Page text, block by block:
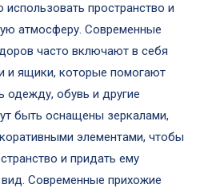
пространство и
атмосферу. Современные
часто включают в себя
и ящики, которые помогают
одежду, обувь и другие
быть оснащены зеркалами,
элементами, чтобы
и придать ему
Современные прихожие